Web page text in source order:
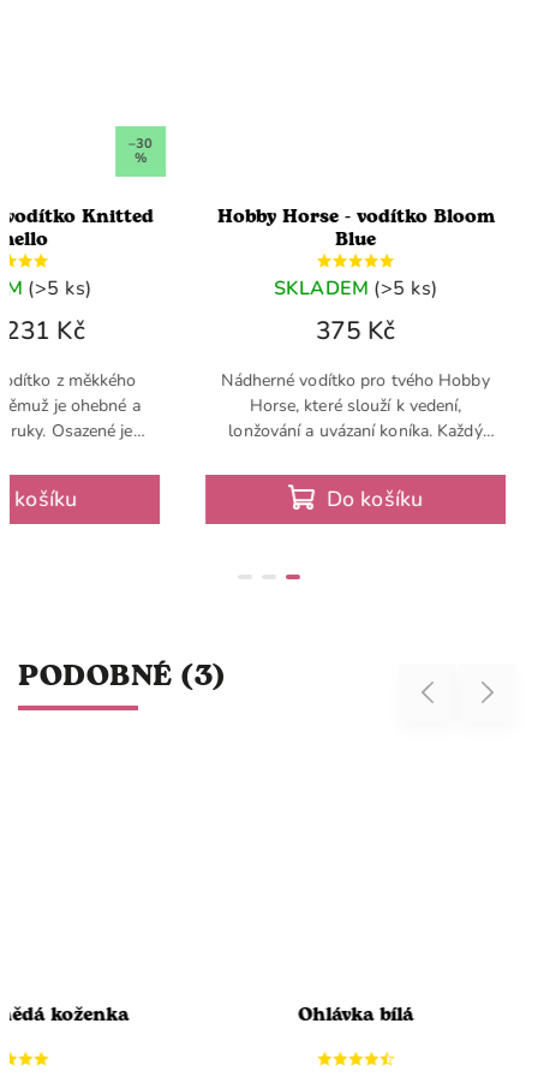
–30
%
vodítko Knitted
(>5 ks)
231 Kč
košíku
z měkkého
je ohebné a
ruky. Osazené je
Jedinečné jsou
Hobby Horse - vodítko Bloom
Blue
SKLADEM (>5 ks)
375 Kč
Do košíku
Nádherné vodítko pro tvého Hobby
Horse, které slouží k vedení,
lonžování a uvázaní koníka. Každý
vodítko a jedná se tudíž o základní
výbavu
PODOBNÉ (3) Previous
koženka Ohlávka bílá
Next